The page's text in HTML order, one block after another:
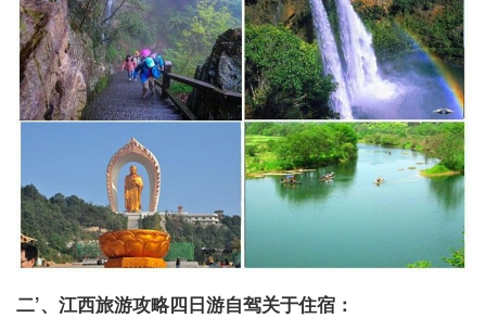
二’、江西旅游攻略四日游自驾关于住宿：